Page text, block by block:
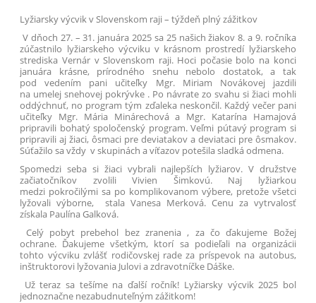
Lyžiarsky výcvik v Slovenskom raji – týždeň plný zážitkov
V dňoch 27. – 31. januára 2025 sa 25 našich žiakov 8. a 9. ročníka
zúčastnilo lyžiarskeho výcviku v krásnom prostredí lyžiarskeho
strediska Vernár v Slovenskom raji. Hoci počasie bolo na konci
januára krásne, prírodného snehu nebolo dostatok, a tak
pod vedením pani učiteľky Mgr. Miriam Novákovej jazdili
na umelej snehovej pokrývke . Po návrate zo svahu si žiaci mohli
oddýchnuť, no program tým zďaleka neskončil. Každý večer pani
učiteľky Mgr. Mária Minárechová a Mgr. Katarína Hamajová
pripravili bohatý spoločenský program. Veľmi pútavý program si
pripravili aj žiaci, ôsmaci pre deviatakov a deviataci pre ôsmakov.
Súťažilo sa vždy v skupinách a víťazov potešila sladká odmena.
Spomedzi seba si žiaci vybrali najlepších lyžiarov. V družstve
začiatočníkov zvolili Vivien Šimkovú. Naj lyžiarkou
medzi pokročilými sa po komplikovanom výbere, pretože všetci
lyžovali výborne, stala Vanesa Merková. Cenu za vytrvalosť
získala Paulína Galková.
Celý pobyt prebehol bez zranenia , za čo ďakujeme Božej
ochrane. Ďakujeme všetkým, ktorí sa podieľali na organizácii
tohto výcviku zvlášť rodičovskej rade za príspevok na autobus,
inštruktorovi lyžovania Julovi a zdravotníčke Dáške.
Už teraz sa tešíme na ďalší ročník! Lyžiarsky výcvik 2025 bol
jednoznačne nezabudnuteľným zážitkom!